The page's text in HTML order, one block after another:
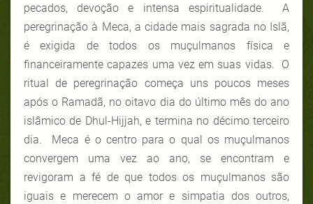
pecados, devoção e intensa espiritualidade. A
peregrinação à Meca, a cidade mais sagrada no Islã,
é exigida de todos os muçulmanos física e
financeiramente capazes uma vez em suas vidas. O
ritual de peregrinação começa uns poucos meses
após o Ramadã, no oitavo dia do último mês do ano
islâmico de Dhul-Hijjah, e termina no décimo terceiro
dia. Meca é o centro para o qual os muçulmanos
convergem uma vez ao ano, se encontram e
revigoram a fé de que todos os muçulmanos são
iguais e merecem o amor e simpatia dos outros,